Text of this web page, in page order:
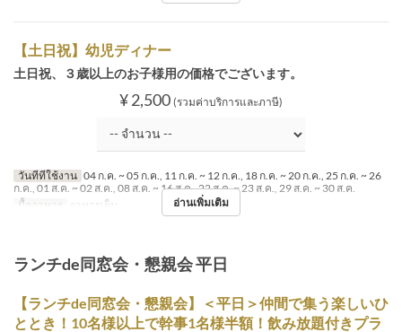
【土日祝】幼児ディナー
土日祝、３歳以上のお子様用の価格でございます。
¥ 2,500 (รวมค่าบริการและภาษี)
วันที่ที่ใช้งาน 04 ก.ค. ~ 05 ก.ค., 11 ก.ค. ~ 12 ก.ค., 18 ก.ค. ~ 20 ก.ค., 25 ก.ค. ~ 26
ก.ค., 01 ส.ค. ~ 02 ส.ค., 08 ส.ค. ~ 16 ส.ค., 22 ส.ค. ~ 23 ส.ค., 29 ส.ค. ~ 30 ส.ค.
มื้ออาหาร
อาหารเย็น อ่านเพิ่มเติม
ランチde同窓会・懇親会 平日
【ランチde同窓会・懇親会】＜平日＞仲間で集う楽しいひ
ととき！10名様以上で幹事1名様半額！飲み放題付きプラ